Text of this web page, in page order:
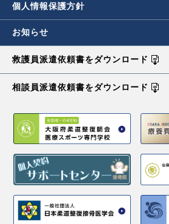
個人情報保護方針
お知らせ
救護員派遣依頼書をダウンロード
相談員派遣依頼書をダウンロード